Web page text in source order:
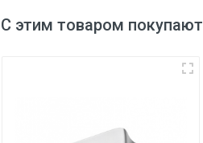
С этим товаром покупают